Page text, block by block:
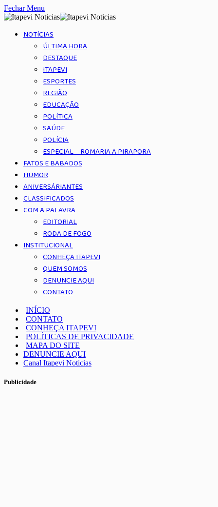
Fechar Menu
NOTÍCIAS
ÚLTIMA HORA
DESTAQUE
ITAPEVI
ESPORTES
REGIÃO
EDUCAÇÃO
POLÍTICA
SAÚDE
POLÍCIA
ESPECIAL – ROMARIA A PIRAPORA
FATOS E BABADOS
HUMOR
ANIVERSÁRIANTES
CLASSIFICADOS
COM A PALAVRA
EDITORIAL
RODA DE FOGO
INSTITUCIONAL
CONHEÇA ITAPEVI
QUEM SOMOS
DENUNCIE AQUI
CONTATO
INÍCIO
CONTATO
CONHEÇA ITAPEVI
POLÍTICAS DE PRIVACIDADE
MAPA DO SITE
DENUNCIE AQUI
Canal Itapevi Noticias
Publicidade